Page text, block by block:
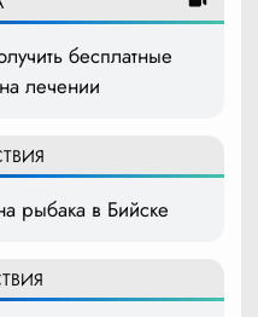
бесплатные
лечении
рыбака в Бийске